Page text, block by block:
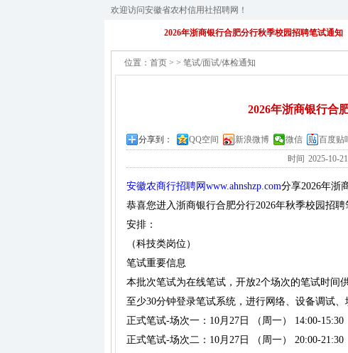
欢迎访问安徽省农村信用社招聘网！
2026年浙商银行合肥分行秋季校园招聘笔试通知
位置： 首页 > > 笔试/面试/体检通知
2026年浙商银行合
分享到： QQ空间 新浪微博 微信
百度贴
时间 2025-10-21
安徽农商行招聘网www.ahnshzp.com分享2026年浙
恭喜您进入浙商银行合肥分行2026年秋季校园招
安排：
（科技类岗位）
笔试重要信息
本批次笔试为在线笔试，开放2个场次的笔试时间
至少30分钟登录笔试系统，进行网络、设备调试
正式笔试-场次一：10月27日 （周一） 14:00-15:30
正式笔试-场次二：10月27日 （周一） 20:00-21:30